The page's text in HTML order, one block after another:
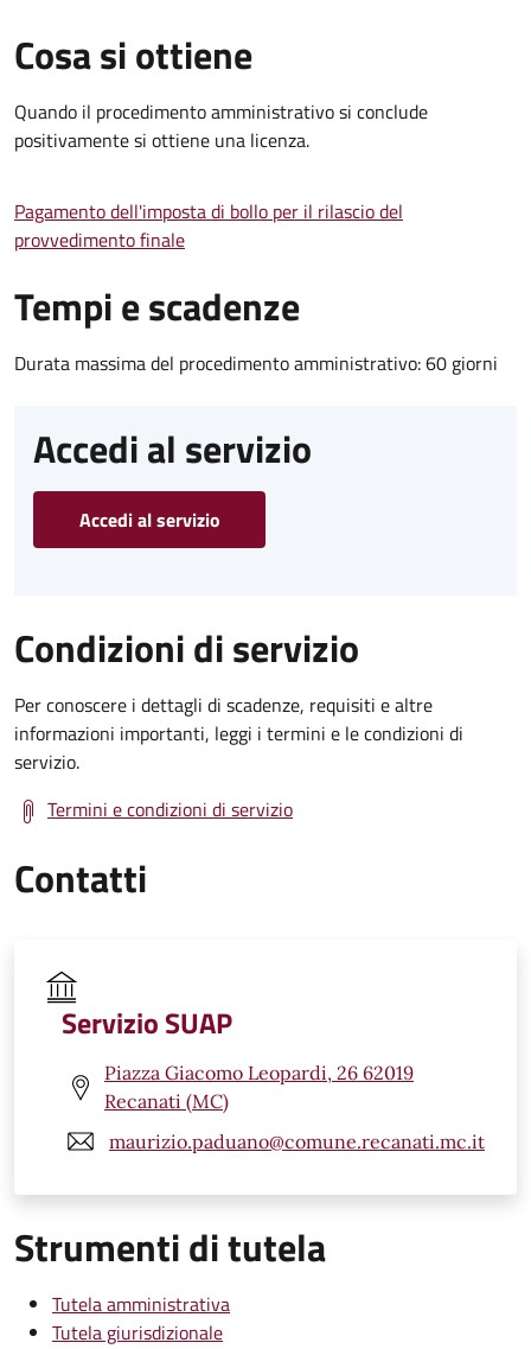
Cosa si ottiene
Quando il procedimento amministrativo si conclude
positivamente si ottiene una licenza.
Pagamento dell'imposta di bollo per il rilascio del
provvedimento finale
Tempi e scadenze
Durata massima del procedimento amministrativo: 60 giorni
Accedi al servizio
Accedi al servizio
Condizioni di servizio
Per conoscere i dettagli di scadenze, requisiti e altre
informazioni importanti, leggi i termini e le condizioni di
servizio.
Termini e condizioni di servizio
Contatti
Servizio SUAP
Piazza Giacomo Leopardi, 26 62019
Recanati (MC)
maurizio.paduano@comune.recanati.mc.it
Strumenti di tutela
Tutela amministrativa
Tutela giurisdizionale